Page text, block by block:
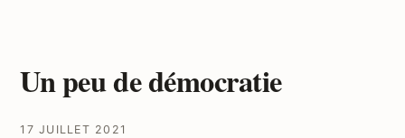
Un peu de démocratie
17 JUILLET 2021